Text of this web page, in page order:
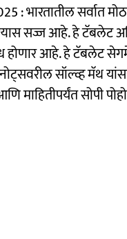
: भारतातील सर्वात
सज्ज आहे. हे टॅबलेट
होणार आहे. हे टॅबलेट
सॉल्व्ह मॅथ यांसह
माहितीपर्यंत सोपी